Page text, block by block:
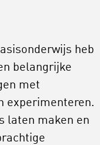
heb
belangrijke
met
experimenteren.
laten maken en